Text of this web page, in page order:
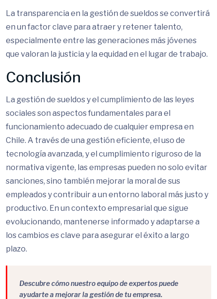
La transparencia en la gestión de sueldos se convertirá
en un factor clave para atraer y retener talento,
especialmente entre las generaciones más jóvenes
que valoran la justicia y la equidad en el lugar de trabajo.
Conclusión
La gestión de sueldos y el cumplimiento de las leyes
sociales son aspectos fundamentales para el
funcionamiento adecuado de cualquier empresa en
Chile. A través de una gestión eficiente, el uso de
tecnología avanzada, y el cumplimiento riguroso de la
normativa vigente, las empresas pueden no solo evitar
sanciones, sino también mejorar la moral de sus
empleados y contribuir a un entorno laboral más justo y
productivo. En un contexto empresarial que sigue
evolucionando, mantenerse informado y adaptarse a
los cambios es clave para asegurar el éxito a largo
plazo.
Descubre cómo nuestro equipo de expertos puede
ayudarte a mejorar la gestión de tu empresa.